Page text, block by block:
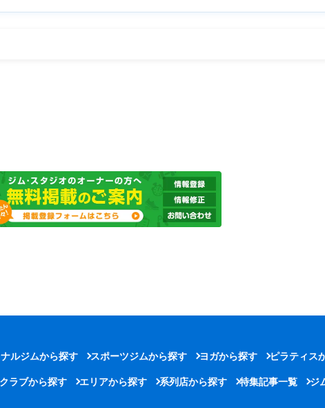
ルジムから探す スポーツジムから探す ヨガから探す ピラティス
ラブから探す エリアから探す 系列店から探す 特集記事一覧 ジ